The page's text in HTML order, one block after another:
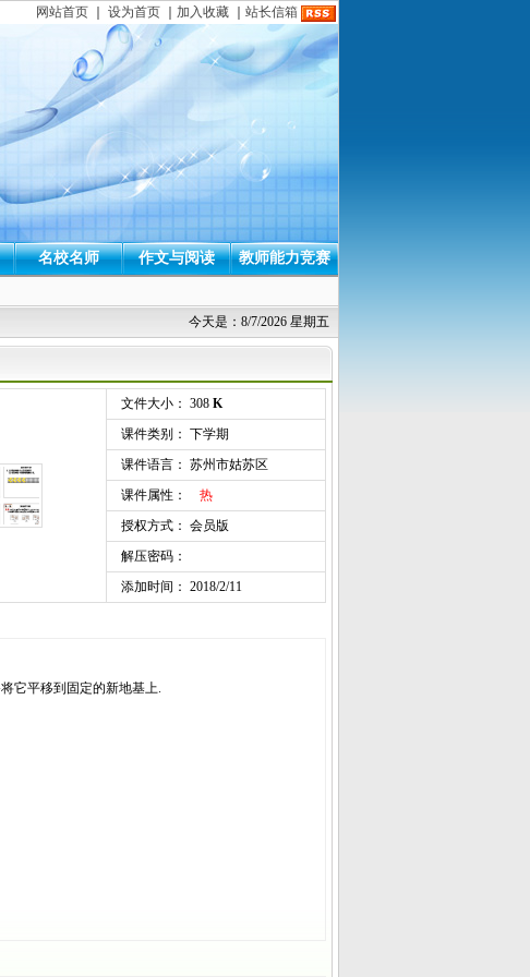
网站首页 设为首页 加入收藏 站长信箱
名校名师 作文与阅读 教师能力竞赛
今天是：8/7/2026 星期五
文件大小： 308 K
课件类别： 下学期
课件语言： 苏州市姑苏区
课件属性： 热
授权方式： 会员版
解压密码：
添加时间： 2018/2/11
它平移到固定的新地基上.